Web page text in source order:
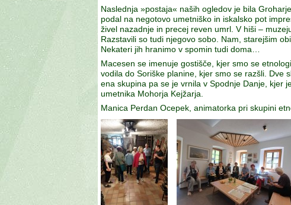
Naslednja »postaja« naših ogledov je bila
podal na negotovo umetniško in iskalsko pot
živel nazadnje in precej reven umrl. V hiši –
Razstavili so tudi njegovo sobo. Nam, starejšim
Nekateri jih hranimo v spomin tudi doma…
Macesen se imenuje gostišče, kjer smo se
vodila do Soriške planine, kjer smo se razšli. Dve
ena skupina pa se je vrnila v Spodnje Danje, kjer
umetnika Mohorja Kejžarja.
Manica Perdan Ocepek, animatorka pri skupini